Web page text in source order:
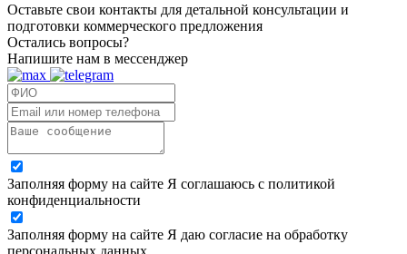
Оставьте свои контакты для детальной консультации и
подготовки коммерческого предложения
Остались вопросы?
Напишите нам в мессенджер
Заполняя форму на сайте Я соглашаюсь с политикой
конфиденциальности
Заполняя форму на сайте Я даю согласие на обработку
персональных данных.